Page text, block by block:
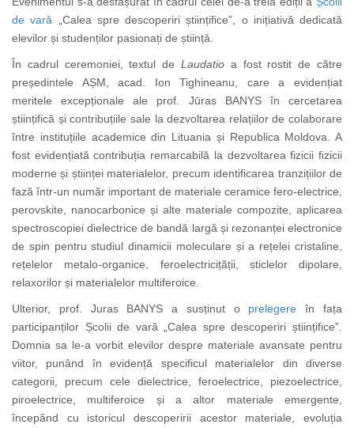
de vară „Calea spre descoperiri științifice”, o inițiativă dedicată
elevilor și studenților pasionați de știință.
În cadrul ceremoniei, textul de Laudatio a fost rostit de către
președintele AȘM, acad. Ion Tighineanu , care a evidențiat
meritele excepționale ale prof. Jūras BANYS în cercetarea
științifică și contribuțiile sale la dezvoltarea relațiilor de colaborare
între instituțiile academice din Lituania și Republica Moldova. A
fost evidențiată contribuția remarcabilă la dezvoltarea fizicii fizicii
moderne și științei materialelor, precum identificarea tranzițiilor de
fază într-un număr important de materiale ceramice fero-electrice,
perovskite, nanocarbonice și alte materiale compozite, aplicarea
spectroscopiei dielectrice de bandă largă și rezonanței electronice
de spin pentru studiul dinamicii moleculare și a rețelei cristaline,
rețelelor metalo-organice, feroelectricițății, sticlelor dipolare,
relaxorilor și materialelor multiferoice.
Ulterior, prof. Juras BANYS a susținut o prelegereîn fața
participanților Școlii de vară „Calea spre descoperiri științifice”.
Domnia sa le-a vorbit elevilor despre materiale avansate pentru
viitor, punând în evidență specificul materialelor din diverse
categorii, precum cele dielectrice, feroelectrice, piezoelectrice,
piroelectrice, multiferoice și a altor materiale emergente,
începând cu istoricul descoperirii acestor materiale, evoluția